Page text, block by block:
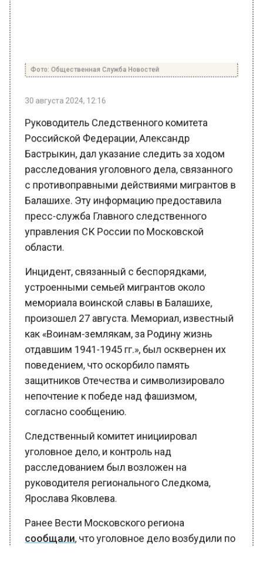
Руководитель Следственного комитета
Российской Федерации, Александр
Бастрыкин, дал указание следить за ходом
расследования уголовного дела, связанного
с противоправными действиями мигрантов в
Балашихе. Эту информацию предоставила
пресс-служба Главного следственного
управления СК России по Московской
области.
Инцидент, связанный с беспорядками,
устроенными семьей мигрантов около
мемориала воинской славы в Балашихе,
произошел 27 августа. Мемориал, известный
как «Воинам-землякам, за Родину жизнь
отдавшим 1941-1945 гг.», был осквернен их
поведением, что оскорбило память
защитников Отечества и символизировало
непочтение к победе над фашизмом,
согласно сообщению.
Следственный комитет инициировал
уголовное дело, и контроль над
расследованием был возложен на
руководителя регионального Следкома,
Ярослава Яковлева.
Ранее Вести Московского региона
сообщали
, что уголовное дело возбудили по